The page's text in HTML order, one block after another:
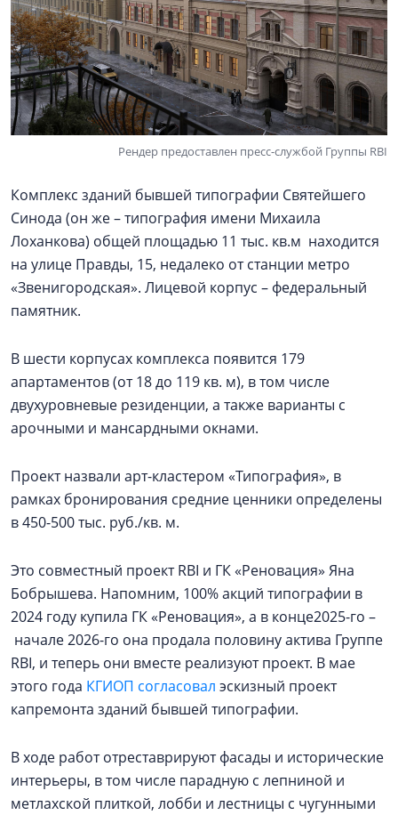
Рендер предоставлен пресс-службой Группы RBI
Комплекс зданий бывшей типографии Святейшего
Синода (он же – типография имени Михаила
Лоханкова) общей площадью 11 тыс. кв.м находится
на улице Правды, 15, недалеко от станции метро
«Звенигородская». Лицевой корпус – федеральный
памятник.
В шести корпусах комплекса появится 179
апартаментов (от 18 до 119 кв. м), в том числе
двухуровневые резиденции, а также варианты с
арочными и мансардными окнами.
Проект назвали арт-кластером «Типография», в
рамках бронирования средние ценники определены
в 450-500 тыс. руб./кв. м.
Это совместный проект RBI и ГК «Реновация» Яна
Бобрышева. Напомним, 100% акций типографии в
2024 году купила ГК «Реновация», а в конце2025-го –
начале 2026-го она продала половину актива Группе
RBI, и теперь они вместе реализуют проект. В мае
этого года КГИОП согласовал эскизный проект
капремонта зданий бывшей типографии.
В ходе работ отреставрируют фасады и исторические
интерьеры, в том числе парадную с лепниной и
метлахской плиткой, лобби и лестницы с чугунными